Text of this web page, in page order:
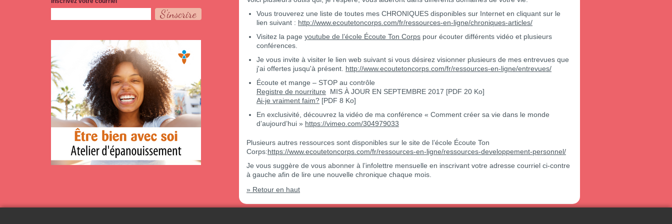
Vous trouverez une liste de toutes mes CHRONIQUES disponibles sur Internet en cliquant sur le
lien suivant : http://www.ecoutetoncorps.com/fr/ressources-en-ligne/chroniques-articles/
Visitez la page youtube de l’école Écoute Ton Corps pour écouter différents vidéo et plusieurs
conférences.
Je vous invite à visiter le lien web suivant si vous désirez visionner plusieurs de mes entrevues que
j'ai offertes jusqu'à présent. http://www.ecoutetoncorps.com/fr/ressources-en-ligne/entrevues/
Écoute et mange – STOP au contrôle
Registre de nourriture MIS À JOUR EN SEPTEMBRE 2017 [PDF 20 Ko]
Ai-je vraiment faim? [PDF 8 Ko]
En exclusivité, découvrez la vidéo de ma conférence « Comment créer sa vie dans le monde
d’aujourd’hui » https://vimeo.com/304979033
Plusieurs autres ressources sont disponibles sur le site de l’école Écoute Ton
Corps:https://www.ecoutetoncorps.com/fr/ressources-en-ligne/ressources-developpement-personnel/
Je vous suggère de vous abonner à l’infolettre mensuelle en inscrivant votre adresse courriel ci-contre
à gauche afin de lire une nouvelle chronique chaque mois.
» Retour en haut